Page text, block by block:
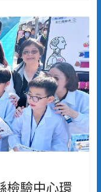
檢驗中心環